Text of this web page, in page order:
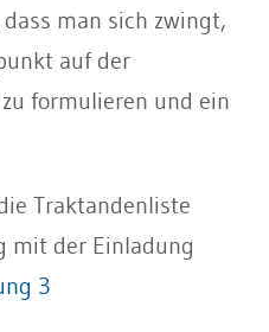
man sich zwingt,
auf der
formulieren und ein
Traktandenliste
mit der Einladung
3